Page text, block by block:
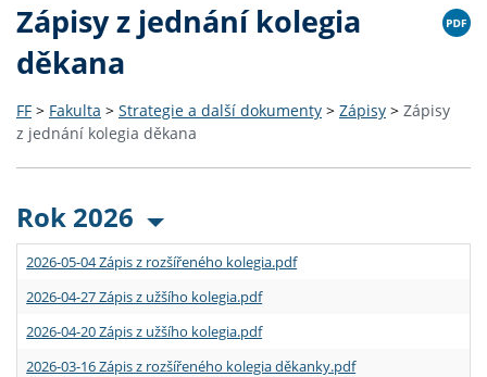
Zápisy z jednání kolegia
děkana
FF > Fakulta > Strategie a další dokumenty > Zápisy > Zápisy
z jednání kolegia děkana
Rok 2026
2026-05-04 Zápis z rozšířeného kolegia.pdf
2026-04-27 Zápis z užšího kolegia.pdf
2026-04-20 Zápis z užšího kolegia.pdf
2026-03-16 Zápis z rozšířeného kolegia děkanky.pdf